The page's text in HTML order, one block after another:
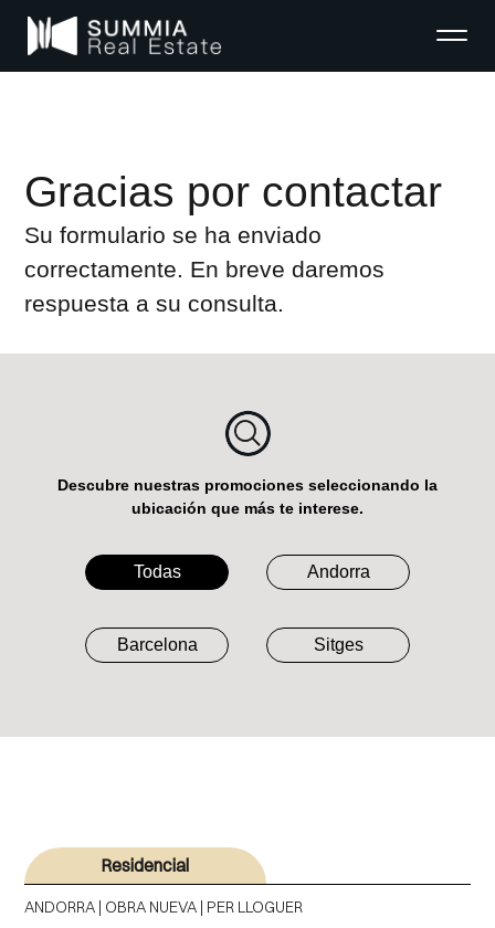
Gracias por contactar
Su formulario se ha enviado
correctamente. En breve daremos
respuesta a su consulta.
Descubre nuestras promociones seleccionando la
ubicación que más te interese.
Todas Andorra
Barcelona Sitges
Residencial
ANDORRA | OBRA NUEVA | PER LLOGUER